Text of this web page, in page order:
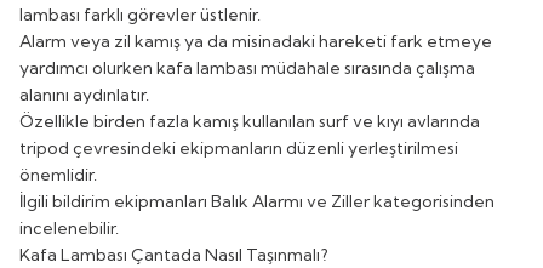
lambası farklı görevler üstlenir.
Alarm veya zil kamış ya da misinadaki hareketi fark etmeye
yardımcı olurken kafa lambası müdahale sırasında çalışma
alanını aydınlatır.
Özellikle birden fazla kamış kullanılan surf ve kıyı avlarında
tripod çevresindeki ekipmanların düzenli yerleştirilmesi
önemlidir.
İlgili bildirim ekipmanları Balık Alarmı ve Zillerkategorisinden
incelenebilir.
Kafa Lambası Çantada Nasıl Taşınmalı?